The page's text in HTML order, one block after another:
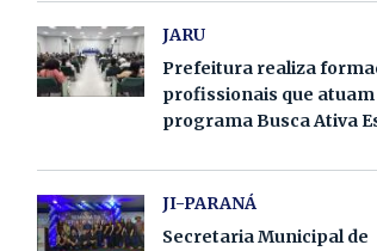
JARU
Prefeitura realiza
profissionais que
programa Busca Ativa
JI-PARANÁ
Secretaria Municipal de